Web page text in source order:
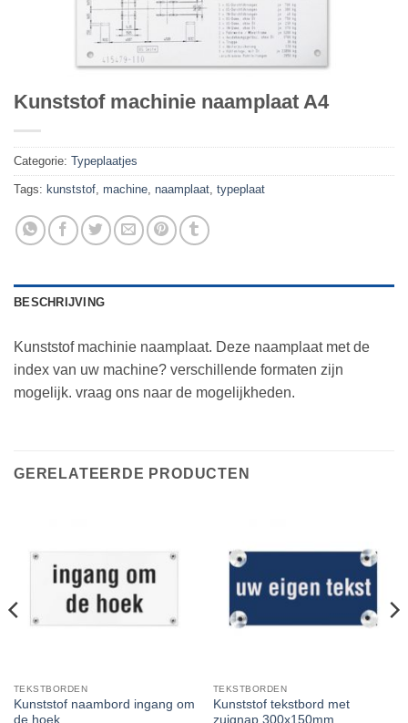
Kunststof machinie naamplaat A4
Categorie: Typeplaatjes
Tags: kunststof, machine, naamplaat, typeplaat
BESCHRIJVING
Kunststof machinie naamplaat. Deze naamplaat met de
index van uw machine? verschillende formaten zijn
mogelijk. vraag ons naar de mogelijkheden.
GERELATEERDE PRODUCTEN
TEKSTBORDEN
Kunststof naambord ingang om
de hoek
TEKSTBORDEN
Kunststof tekstbord met
zuignap 300x150mm